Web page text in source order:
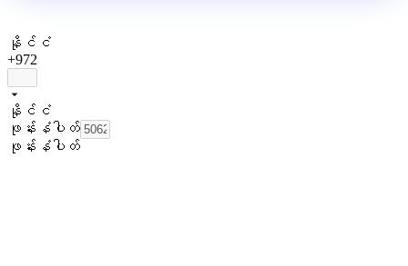
နိုင်ငံ
+972
နိုင်ငံ
ဖုန်းနံပါတ်
ဖုန်းနံပါတ်